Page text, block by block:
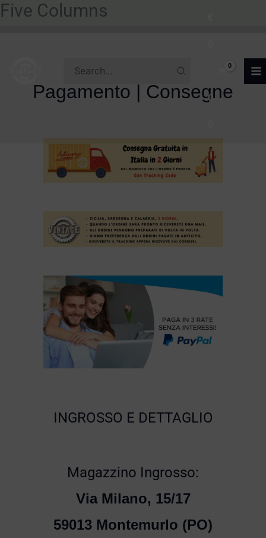
Vai
per:
0
Five Columns
Pagamento | Consegne
INGROSSO E DETTAGLIO
Magazzino Ingrosso:
Via Milano, 15/17
59013 Montemurlo (PO)